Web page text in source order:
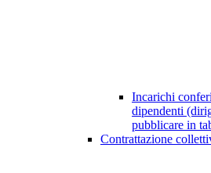
Incarichi
dipendenti
pubblicare in
Contrattazione